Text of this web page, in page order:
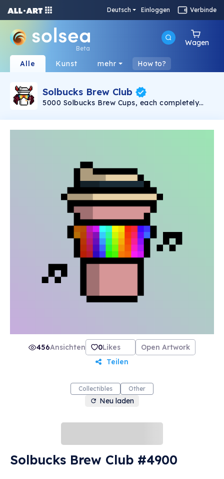
Deutsch Einloggen Verbinde
Beta
Wagen
Alle Kunst mehr How to?
Solbucks Brew Club
5000 Solbucks Brew Cups, each completely
packaged to ship to their new owners.
456Ansichten 0Likes
Open Artwork
Teilen
Collectibles Other
Neu laden
Solbucks Brew Club #4900